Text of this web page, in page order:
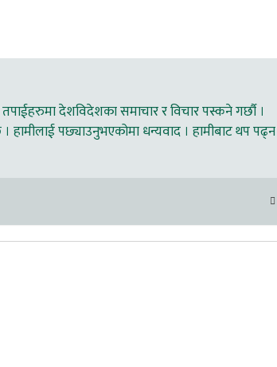
देशविदेशका समाचार र विचार पस्कने गर्छौ ।
हामीलाई पछ्याउनुभएकोमा धन्यवाद । हामीबाट थप पढ्न